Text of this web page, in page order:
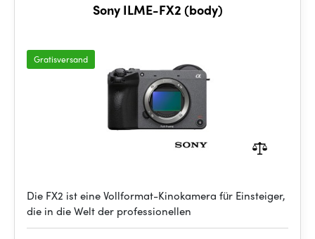
Sony ILME-FX2 (body)
Gratisversand
Die FX2 ist eine Vollformat-Kinokamera für Einsteiger,
die in die Welt der professionellen